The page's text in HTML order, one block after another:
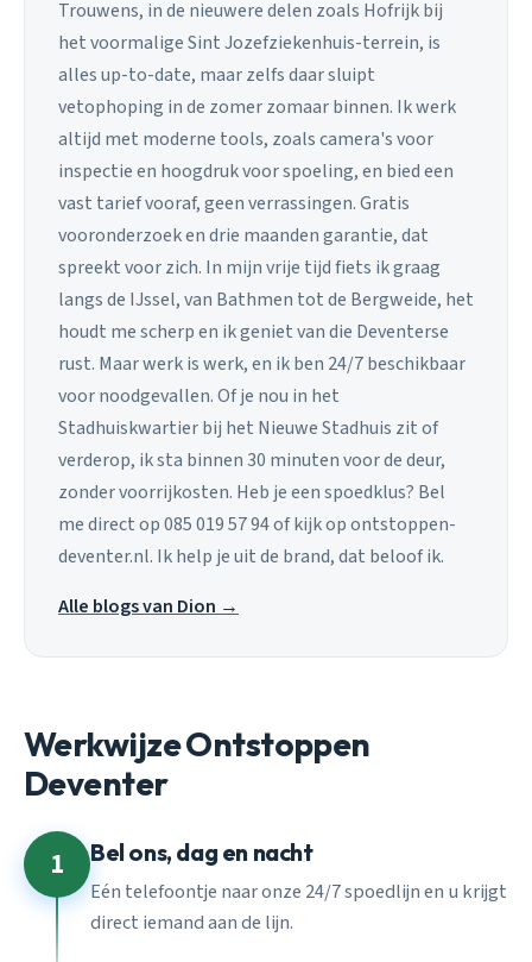
Trouwens, in de nieuwere delen zoals Hofrijk bij
het voormalige Sint Jozefziekenhuis-terrein, is
alles up-to-date, maar zelfs daar sluipt
vetophoping in de zomer zomaar binnen. Ik werk
altijd met moderne tools, zoals camera's voor
inspectie en hoogdruk voor spoeling, en bied een
vast tarief vooraf, geen verrassingen. Gratis
vooronderzoek en drie maanden garantie, dat
spreekt voor zich. In mijn vrije tijd fiets ik graag
langs de IJssel, van Bathmen tot de Bergweide, het
houdt me scherp en ik geniet van die Deventerse
rust. Maar werk is werk, en ik ben 24/7 beschikbaar
voor noodgevallen. Of je nou in het
Stadhuiskwartier bij het Nieuwe Stadhuis zit of
verderop, ik sta binnen 30 minuten voor de deur,
zonder voorrijkosten. Heb je een spoedklus? Bel
me direct op 085 019 57 94 of kijk op ontstoppen-
deventer.nl. Ik help je uit de brand, dat beloof ik.
Alle blogs van Dion →
Werkwijze Ontstoppen
Deventer
1 Bel ons, dag en nacht
Eén telefoontje naar onze 24/7 spoedlijn en u krijgt
direct iemand aan de lijn.